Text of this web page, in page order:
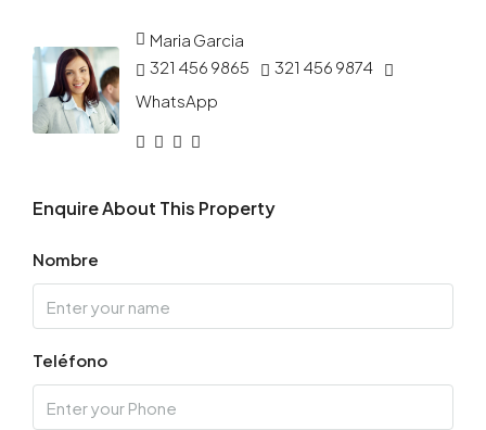
Maria Garcia
321 456 9865
321 456 9874
WhatsApp
Enquire About This Property
Nombre
Teléfono